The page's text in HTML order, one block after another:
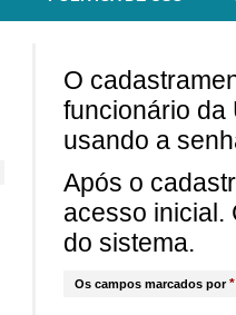
O
funcionário da
usando a
Após o
acesso inicial.
do sistema.
Os campos marcados por*